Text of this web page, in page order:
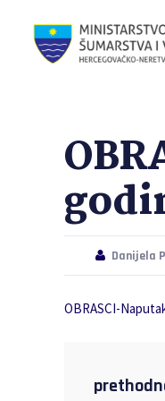
Danijela
OBRASCI-